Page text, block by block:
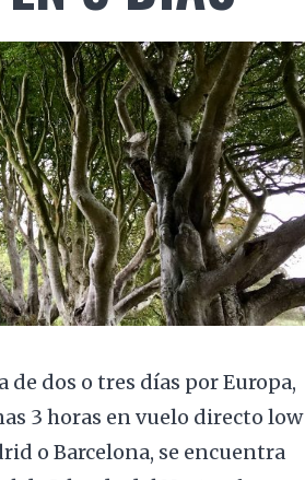
de dos o tres días por Europa,
3 horas en vuelo directo low
o Barcelona, se encuentra